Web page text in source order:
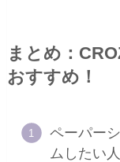
まとめ：
おすすめ！
ペーパー
ムしたい人